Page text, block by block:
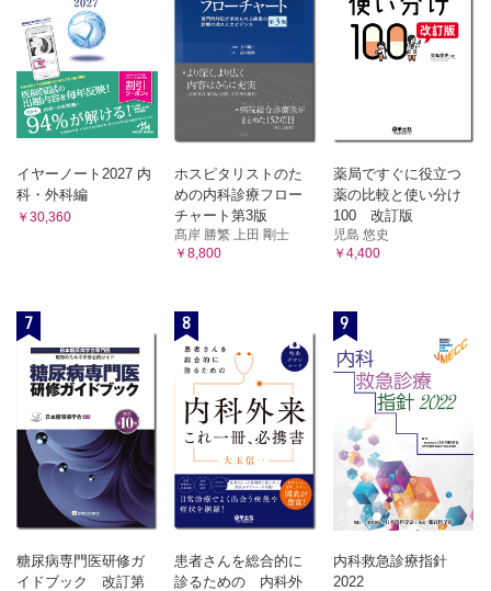
イヤーノート2027 内
科・外科編
￥30,360
ホスピタリストのた
めの内科診療フロー
チャート第3版
髙岸 勝繁 上田 剛士
￥8,800
薬局ですぐに役立つ
薬の比較と使い分け
100 改訂版
児島 悠史
￥4,400
7
糖尿病専門医研修ガ
イドブック 改訂第
8
患者さんを総合的に
診るための 内科外
9
内科救急診療指針
2022